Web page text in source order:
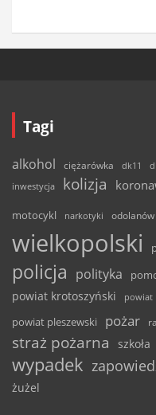
Tagi
alkohol ciężarówka dk11
inwestycja
kolizja
motocykl narkotyki odolanów
wielkopolski
policja polityka
powiat krotoszyński powiat
powiat pleszewski pożar
straż pożarna szkoła
wypadek
żużel